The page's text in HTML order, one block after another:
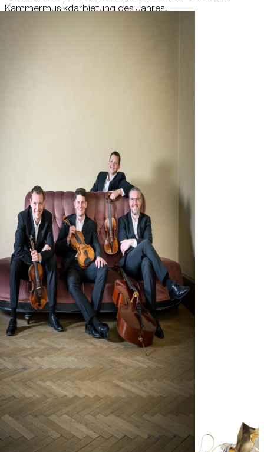
Kammermusikdarbietung des Jahres.